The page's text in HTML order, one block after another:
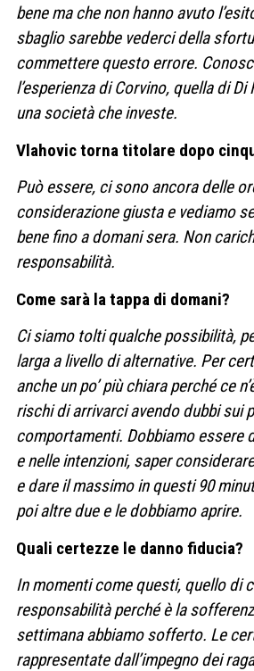
bene ma che non hanno avuto
sbaglio sarebbe vederci della
commettere questo errore.
l’esperienza di Corvino, quella di
una società che investe.
Vlahovic torna titolare dopo
Può essere, ci sono ancora delle
considerazione giusta e vediamo
bene fino a domani sera. Non
responsabilità.
Come sarà la tappa di domani?
Ci siamo tolti qualche possibilità,
larga a livello di alternative. Per
anche un po’ più chiara perché ce
rischi di arrivarci avendo dubbi sui
comportamenti. Dobbiamo essere
e nelle intenzioni, saper
e dare il massimo in questi 90
poi altre due e le dobbiamo aprire.
Quali certezze le danno fiducia?
In momenti come questi, quello di
responsabilità perché è la
settimana abbiamo sofferto. Le
rappresentate dall’impegno dei